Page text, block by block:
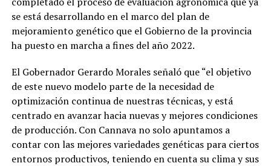
se está desarrollando en el marco del plan de
mejoramiento genético que el Gobierno de la provincia
ha puesto en marcha a fines del año 2022.
El Gobernador Gerardo Morales señaló que “el objetivo
de este nuevo modelo parte de la necesidad de
optimización continua de nuestras técnicas, y está
centrado en avanzar hacia nuevas y mejores condiciones
de producción. Con Cannava no solo apuntamos a
contar con las mejores variedades genéticas para ciertos
entornos productivos, teniendo en cuenta su clima y sus